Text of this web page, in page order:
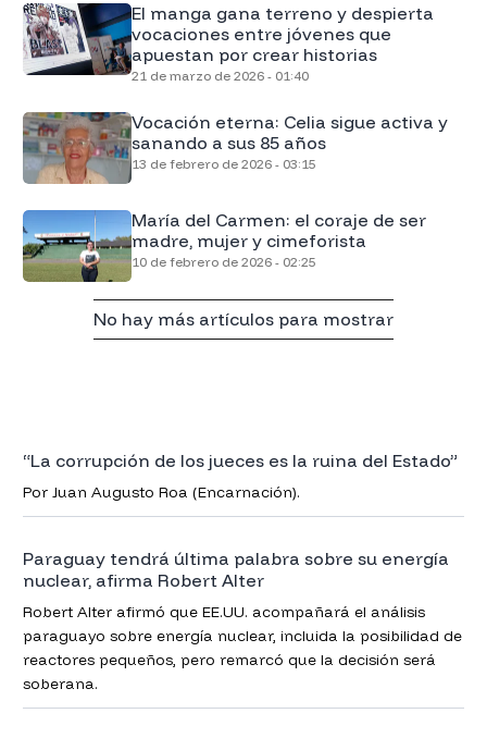
El manga gana terreno y despierta
vocaciones entre jóvenes que
apuestan por crear historias
21 de marzo de 2026 - 01:40
Vocación eterna: Celia sigue activa y
sanando a sus 85 años
13 de febrero de 2026 - 03:15
María del Carmen: el coraje de ser
madre, mujer y cimeforista
10 de febrero de 2026 - 02:25
No hay más artículos para mostrar
“La corrupción de los jueces es la ruina del Estado”
Por Juan Augusto Roa (Encarnación).
Paraguay tendrá última palabra sobre su energía
nuclear, afirma Robert Alter
Robert Alter afirmó que EE.UU. acompañará el análisis
paraguayo sobre energía nuclear, incluida la posibilidad de
reactores pequeños, pero remarcó que la decisión será
soberana.